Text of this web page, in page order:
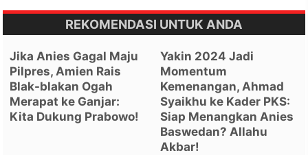
REKOMENDASI UNTUK ANDA
Jika Anies Gagal Maju
Pilpres, Amien Rais
Blak-blakan Ogah
Merapat ke Ganjar:
Kita Dukung Prabowo!
Yakin 2024 Jadi
Momentum
Kemenangan, Ahmad
Syaikhu ke Kader PKS:
Siap Menangkan Anies
Baswedan? Allahu
Akbar!